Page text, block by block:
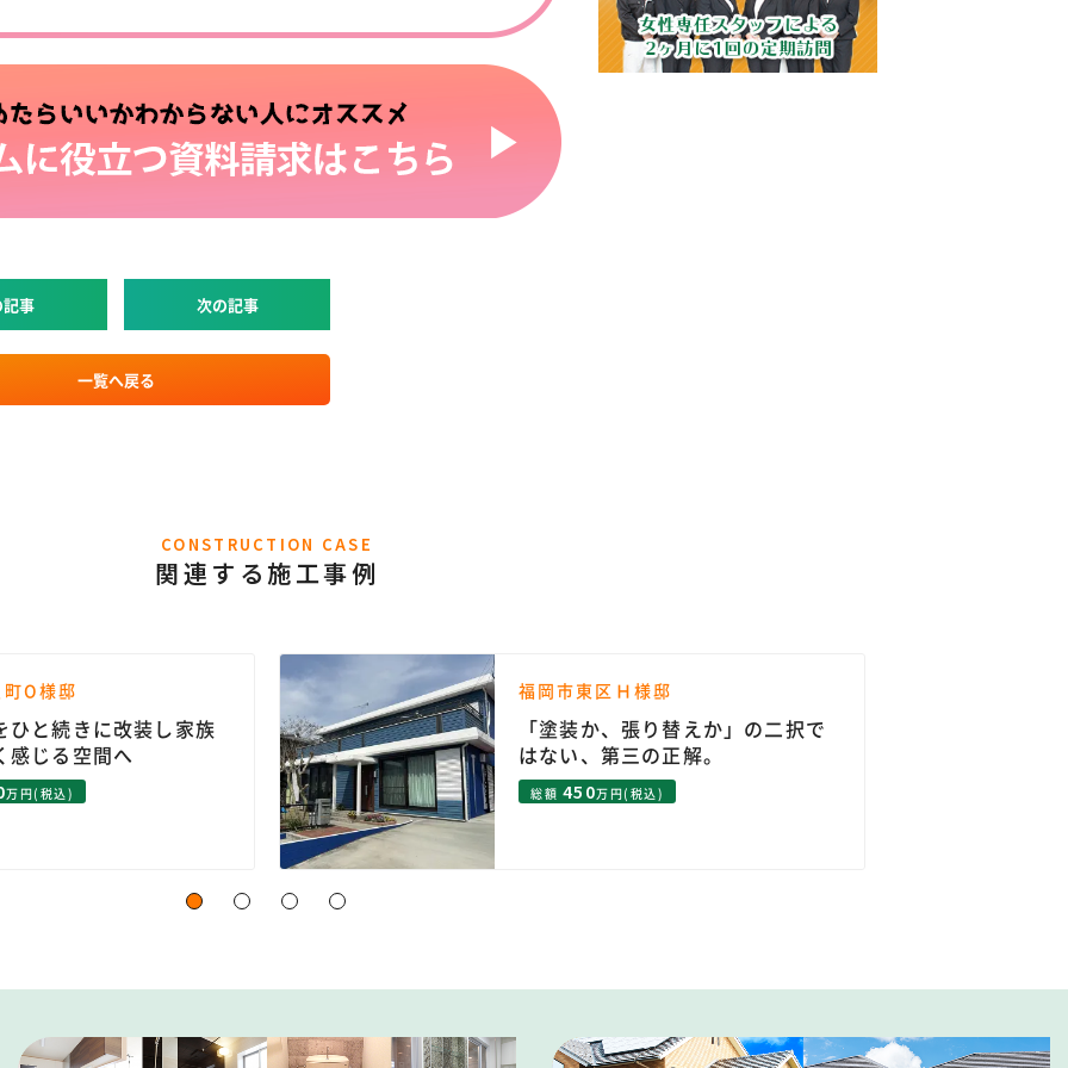
事 次の記事
一覧へ戻る
CONSTRUCTION CASE
関連する施工事例
O様邸
ひと続きに改装し家族
感じる空間へ
万円(税込)
福岡市東区Ｈ様邸
「塗装か、張り替えか」の二択で
はない、第三の正解。
総額 450万円(税込)